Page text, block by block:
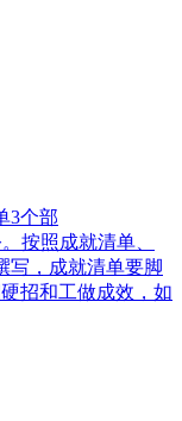
3个部
按照成就清单、
写，成就清单要脚
招和工做成效，如